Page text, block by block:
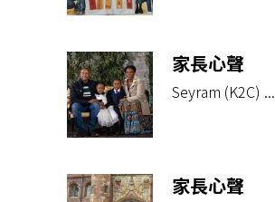
家長心聲
Seyram (K2C) ...
家長心聲